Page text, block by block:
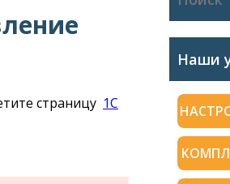
страницу 1С
Наши